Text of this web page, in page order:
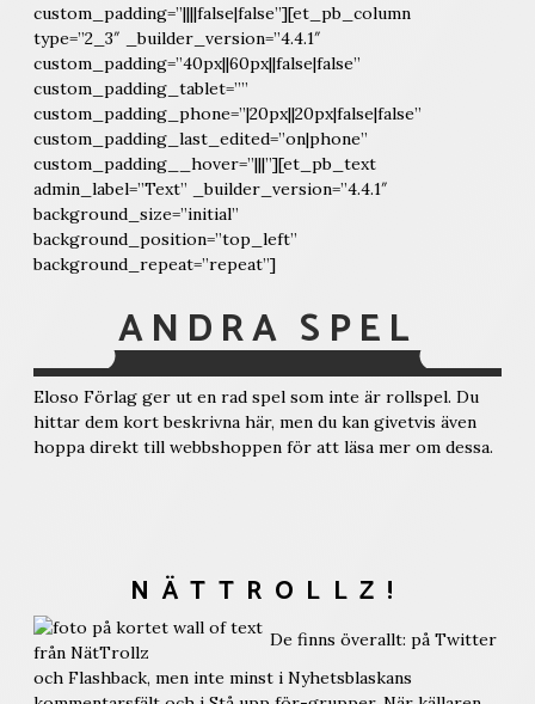
custom_padding=”||||false|false”][et_pb_column
type=”2_3″ _builder_version=”4.4.1″
custom_padding=”40px||60px||false|false”
custom_padding_tablet=””
custom_padding_phone=”|20px||20px|false|false”
custom_padding_last_edited=”on|phone”
custom_padding__hover=”|||”][et_pb_text
admin_label=”Text” _builder_version=”4.4.1″
background_size=”initial”
background_position=”top_left”
background_repeat=”repeat”]
ANDRA SPEL
Eloso Förlag ger ut en rad spel som inte är rollspel. Du
hittar dem kort beskrivna här, men du kan givetvis även
hoppa direkt till webbshoppen för att läsa mer om dessa.
NÄTTROLLZ!
De finns överallt: på Twitter
och Flashback, men inte minst i Nyhetsblaskans